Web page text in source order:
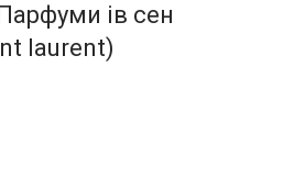
ів сен
laurent)